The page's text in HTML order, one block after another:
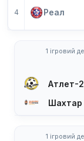
4 Реал
1 ігровий
Атлет-2
Шахтар
1 ігровий